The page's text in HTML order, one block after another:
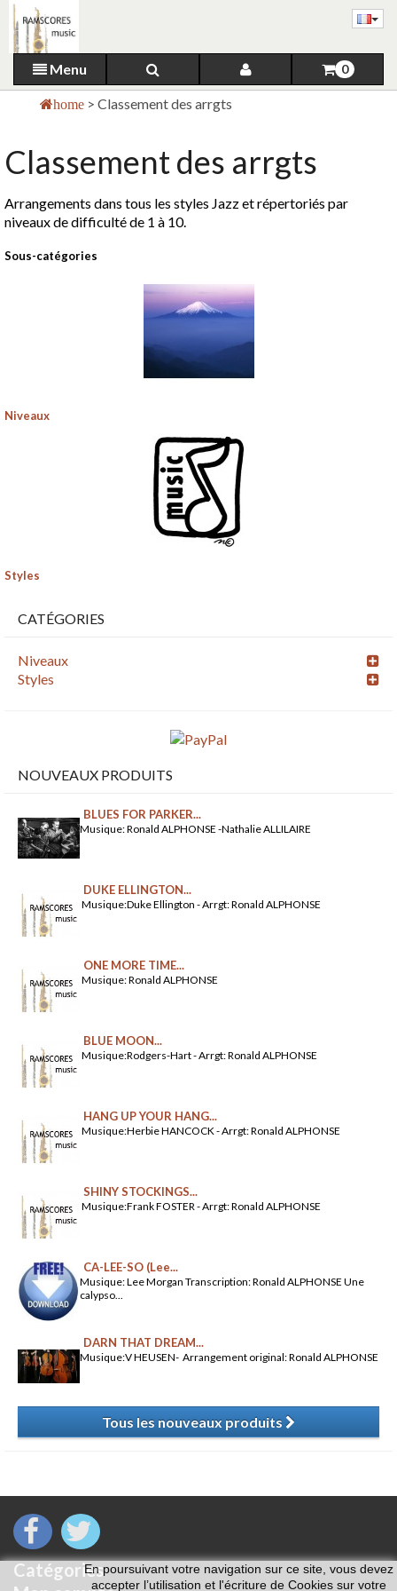
En poursuivant votre navigation sur ce site, vous devez
accepter l’utilisation et l'écriture de Cookies sur votre
Menu 0
home > Classement des arrgts
Classement des arrgts
Arrangements dans tous les styles Jazz et répertoriés par
niveaux de difficulté de 1 à 10.
Sous-catégories
Niveaux
Styles
CATÉGORIES
Niveaux
Styles
NOUVEAUX PRODUITS
BLUES FOR PARKER...
Musique: Ronald ALPHONSE -Nathalie ALLILAIRE
DUKE ELLINGTON...
Musique:Duke Ellington - Arrgt: Ronald ALPHONSE
ONE MORE TIME...
Musique: Ronald ALPHONSE
BLUE MOON...
Musique:Rodgers-Hart - Arrgt: Ronald ALPHONSE
HANG UP YOUR HANG...
Musique:Herbie HANCOCK - Arrgt: Ronald ALPHONSE
SHINY STOCKINGS...
Musique:Frank FOSTER - Arrgt: Ronald ALPHONSE
CA-LEE-SO (Lee...
Musique: Lee Morgan Transcription: Ronald ALPHONSE Une
calypso...
DARN THAT DREAM...
Musique:V HEUSEN- Arrangement original: Ronald ALPHONSE
Tous les nouveaux produits
Catégories